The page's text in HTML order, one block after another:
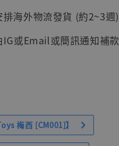
海外物流發貨 (約2~3週)
或Email或簡訊通知補款
梅西 [CM001]】